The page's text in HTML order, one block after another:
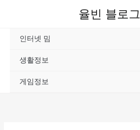
율빈 블로그
인터넷 밈
생활정보
게임정보